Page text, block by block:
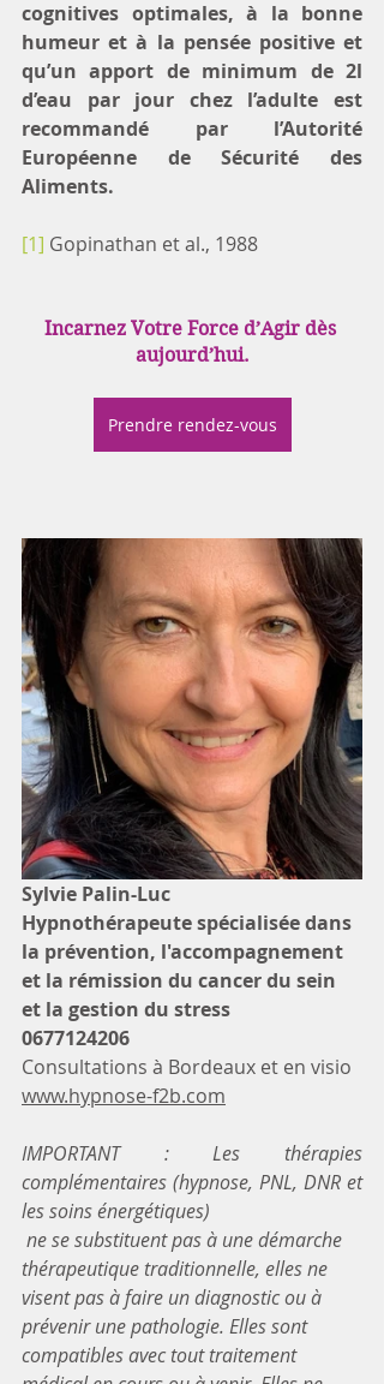
cognitives optimales, à la bonne
humeur et à la pensée positive et
qu’un apport de minimum de 2l
d’eau par jour chez l’adulte est
recommandé par l’Autorité
Européenne de Sécurité des
Aliments.
[1] Gopinathan et al., 1988
Incarnez Votre Force d’Agir dès
aujourd’hui.
Prendre rendez-vous
Sylvie Palin-Luc
Hypnothérapeute spécialisée dans
la prévention, l'accompagnement
et la rémission du cancer du sein
et la gestion du stress
0677124206
Consultations à Bordeaux et en visio
www.hypnose-f2b.com
IMPORTANT : Les thérapies
complémentaires (hypnose, PNL, DNR et
les soins énergétiques)
thérapeutique traditionnelle, elles ne
visent pas à faire un diagnostic ou à
prévenir une pathologie. Elles sont
compatibles avec tout traitement